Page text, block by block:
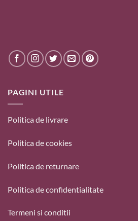
PAGINI UTILE
Politica de livrare
Politica de cookies
Politica de returnare
Politica de confidentialitate
Termeni si conditii